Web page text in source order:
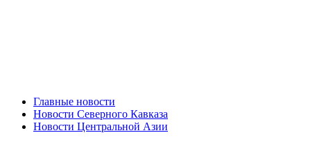
Главные новости
Новости Северного Кавказа
Новости Центральной Азии